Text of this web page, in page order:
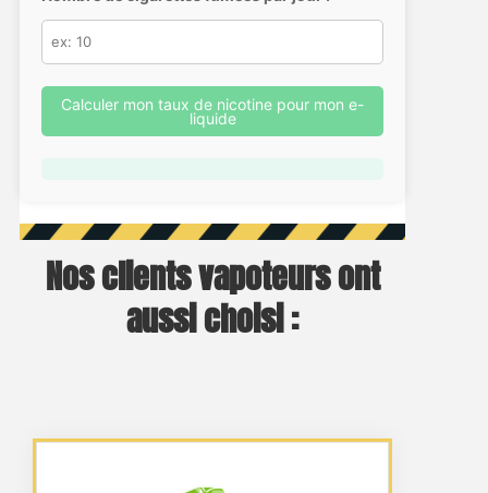
Calculer mon taux de nicotine pour mon e-
liquide
Nos clients vapoteurs ont
aussi choisi :